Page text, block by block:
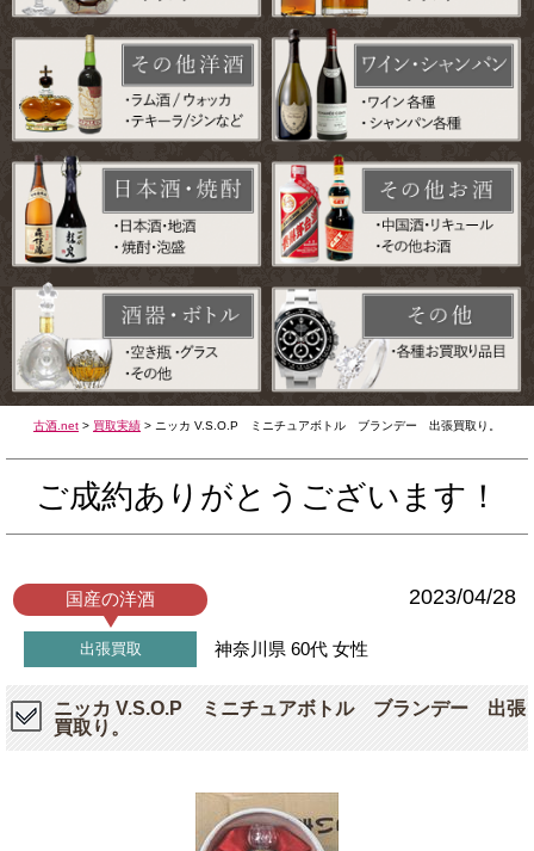
古酒.net > 買取実績 > ニッカ V.S.O.P ミニチュアボトル ブランデー 出張買取り。
ご成約ありがとうございます！
国産の洋酒 2023/04/28
出張買取 神奈川県 60代 女性
ニッカ V.S.O.P ミニチュアボトル ブランデー 出張
買取り。